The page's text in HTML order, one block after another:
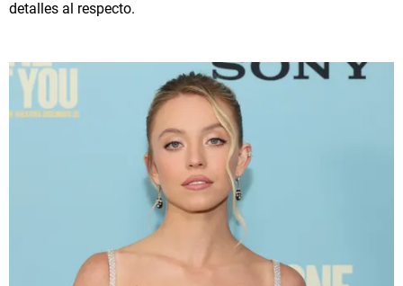
detalles al respecto.